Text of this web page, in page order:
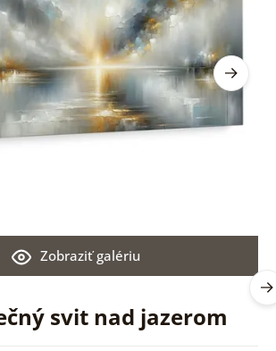
svit nad jazerom
Zobraziť galériu